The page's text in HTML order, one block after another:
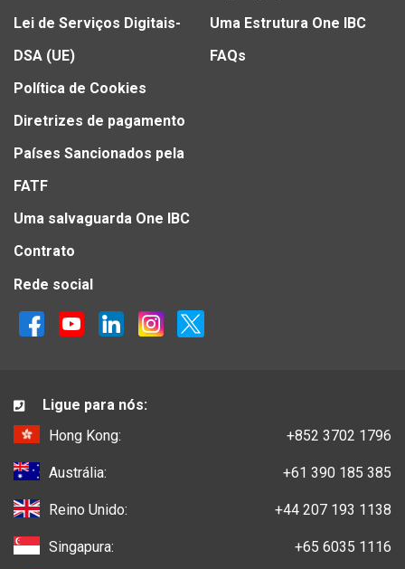
Lei de Serviços Digitais-
DSA (UE)
Política de Cookies
Diretrizes de pagamento
Países Sancionados pela
FATF
Uma salvaguarda One IBC
Contrato
Uma Estrutura One IBC
FAQs
Rede social
Ligue para nós:
Hong Kong:
+852 3702 1796
Austrália: +61 390 185 385
Reino Unido: +44 207 193 1138
Singapura: +65 6035 1116